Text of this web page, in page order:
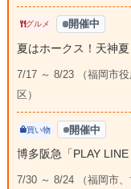
グルメ 開催中
夏はホークス！天神
7/17 ～ 8/23 （福岡市
区）
買い物 開催中
博多阪急「PLAY
7/30 ～ 8/24 （福岡市、